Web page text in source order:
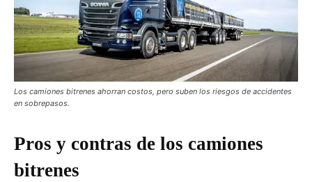
Los camiones bitrenes ahorran costos, pero suben los riesgos de accidentes
en sobrepasos.
Pros y contras de los camiones
bitrenes